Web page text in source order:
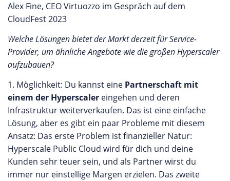
Alex Fine, CEO Virtuozzo im Gespräch auf dem
CloudFest 2023
Welche Lösungen bietet der Markt derzeit für Service-
Provider, um ähnliche Angebote wie die großen Hyperscaler
aufzubauen?
1. Möglichkeit: Du kannst eine Partnerschaft mit
einem der Hyperscaler eingehen und deren
Infrastruktur weiterverkaufen. Das ist eine einfache
Lösung, aber es gibt ein paar Probleme mit diesem
Ansatz: Das erste Problem ist finanzieller Natur:
Hyperscale Public Cloud wird für dich und deine
Kunden sehr teuer sein, und als Partner wirst du
immer nur einstellige Margen erzielen. Das zweite